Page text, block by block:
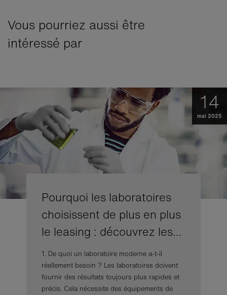
Vous pourriez aussi être
intéressé par
14
mai 2025
Pourquoi les laboratoires
choisissent de plus en plus
le leasing : découvrez les…
1. De quoi un laboratoire moderne a-t-il
réellement besoin ? Les laboratoires doivent
fournir des résultats toujours plus rapides et
précis. Cela nécessite des équipements de